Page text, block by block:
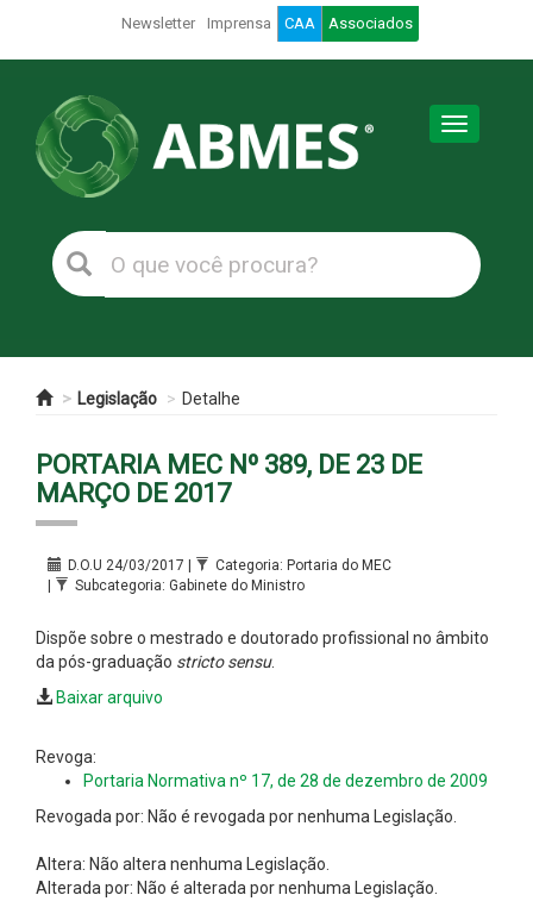
Newsletter Imprensa CAA Associados
Toggle
Legislação Detalhe
PORTARIA MEC Nº 389, DE 23 DE
MARÇO DE 2017
D.O.U 24/03/2017 |
Categoria: Portaria do MEC
|
Subcategoria: Gabinete do Ministro
Dispõe sobre o mestrado e doutorado profissional no âmbito
da pós-graduação stricto sensu.
Baixar arquivo
Revoga:
Portaria Normativa nº 17, de 28 de dezembro de 2009
Revogada por: Não é revogada por nenhuma Legislação.
Altera: Não altera nenhuma Legislação.
Alterada por: Não é alterada por nenhuma Legislação.